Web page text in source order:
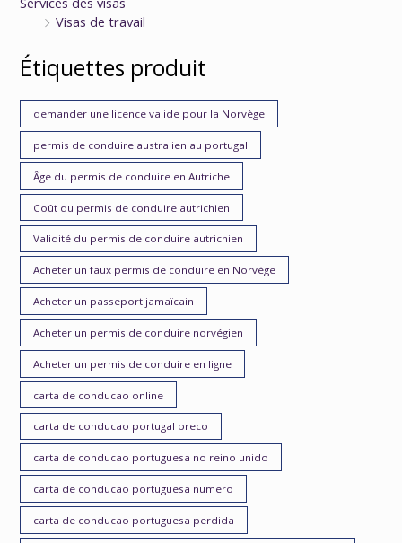
Visas de travail
Étiquettes produit
demander une licence valide pour la Norvège
permis de conduire australien au portugal
Âge du permis de conduire en Autriche
Coût du permis de conduire autrichien
Validité du permis de conduire autrichien
Acheter un faux permis de conduire en Norvège
Acheter un passeport jamaïcain
Acheter un permis de conduire norvégien
Acheter un permis de conduire en ligne
carta de conducao online
carta de conducao portugal preco
carta de conducao portuguesa no reino unido
carta de conducao portuguesa numero
carta de conducao portuguesa perdida